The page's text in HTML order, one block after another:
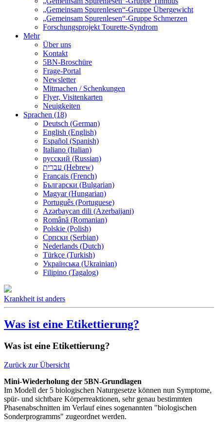
„Gemeinsam Spurenlesen“-Gruppe Übergewicht
„Gemeinsam Spurenlesen“-Gruppe Schmerzen
Forschungsprojekt Tourette-Syndrom
Mehr
Über uns
Kontakt
5BN-Broschüre
Frage-Portal
Newsletter
Mitmachen / Schenkungen
Flyer, Visitenkarten
Neuigkeiten
Sprachen (18)
Deutsch (German)
English (English)
Español (Spanish)
Italiano (Italian)
русский (Russian)
עברית (Hebrew)
Français (French)
Български (Bulgarian)
Magyar (Hungarian)
Português (Portuguese)
Azərbaycan dili (Azerbaijani)
Română (Romanian)
Polskie (Polish)
Српски (Serbian)
Nederlands (Dutch)
Türkçe (Turkish)
Українська (Ukrainian)
Filipino (Tagalog)
Krankheit ist anders
Was ist eine Etikettierung?
Was ist eine Etikettierung?
Zurück zur Übersicht
Mini-Wiederholung der 5BN-Grundlagen
Im Modell der 5 biologischen Naturgesetze können nun Symptome,
spür- und sichtbare Körperreaktionen, sehr genau bestimmten
Phasenabschnitten im Verlauf eines sogenannten "biologischen
Sonderprogramms" zugeordnet werden.